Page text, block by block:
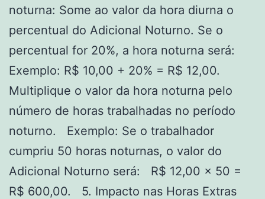
noturna: Some ao valor da hora diurna o
percentual do Adicional Noturno. Se o
percentual for 20%, a hora noturna será:
Exemplo: R$ 10,00 + 20% = R$ 12,00.
Multiplique o valor da hora noturna pelo
número de horas trabalhadas no período
noturno. Exemplo: Se o trabalhador
cumpriu 50 horas noturnas, o valor do
Adicional Noturno será: R$ 12,00 x 50 =
R$ 600,00. 5. Impacto nas Horas Extras